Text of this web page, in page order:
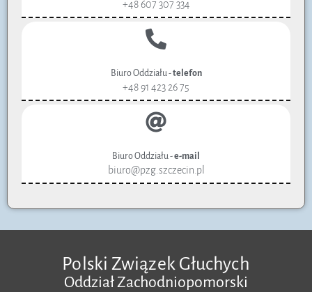
+48 607 307 334
Biuro Oddziału -telefon
+48 91 423 26 75
Biuro Oddziału -e-mail
biuro@pzg.szczecin.pl
Polski Związek Głuchych
Oddział Zachodniopomorski